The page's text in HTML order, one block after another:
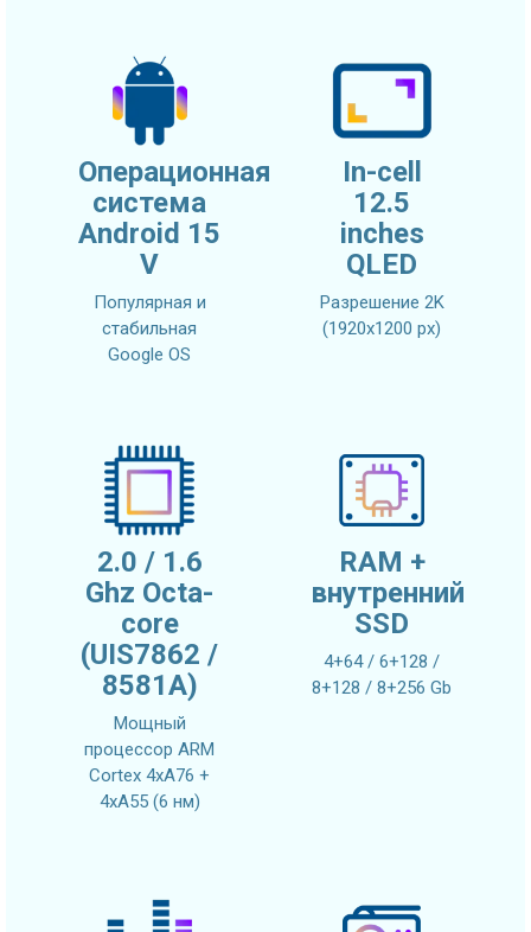
Операционная
система
Android 15
V
Популярная и
стабильная
Google OS
In-cell
12.5
inches
QLED
Разрешение 2K
(1920x1200 px)
2.0 / 1.6
Ghz Octa-
core
(UIS7862 /
8581A)
Мощный
процессор ARM
Cortex 4xA76 +
4xA55 (6 нм)
RAM +
внутренний
SSD
4+64 / 6+128 /
8+128 / 8+256 Gb